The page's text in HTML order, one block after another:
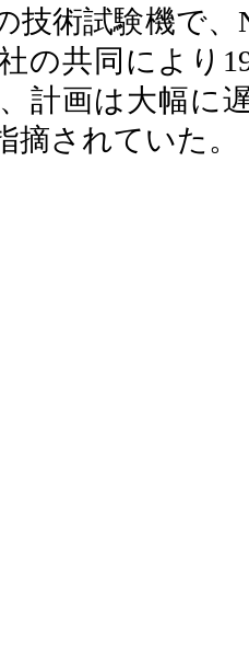
技術試験機で
の共同により
計画は大幅に
摘されていた。